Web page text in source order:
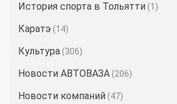
История спорта в Тольятти (1)
Каратэ (14)
Культура (306)
Новости АВТОВАЗА (206)
Новости компаний (47)